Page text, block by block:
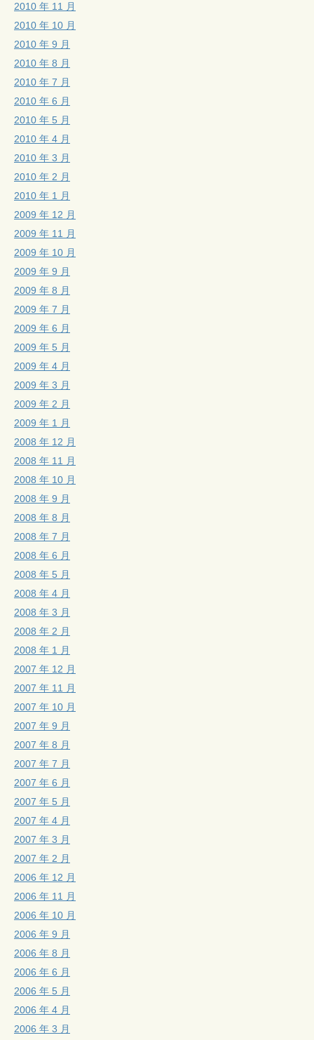
2010 年 11 月
2010 年 10 月
2010 年 9 月
2010 年 8 月
2010 年 7 月
2010 年 6 月
2010 年 5 月
2010 年 4 月
2010 年 3 月
2010 年 2 月
2010 年 1 月
2009 年 12 月
2009 年 11 月
2009 年 10 月
2009 年 9 月
2009 年 8 月
2009 年 7 月
2009 年 6 月
2009 年 5 月
2009 年 4 月
2009 年 3 月
2009 年 2 月
2009 年 1 月
2008 年 12 月
2008 年 11 月
2008 年 10 月
2008 年 9 月
2008 年 8 月
2008 年 7 月
2008 年 6 月
2008 年 5 月
2008 年 4 月
2008 年 3 月
2008 年 2 月
2008 年 1 月
2007 年 12 月
2007 年 11 月
2007 年 10 月
2007 年 9 月
2007 年 8 月
2007 年 7 月
2007 年 6 月
2007 年 5 月
2007 年 4 月
2007 年 3 月
2007 年 2 月
2006 年 12 月
2006 年 11 月
2006 年 10 月
2006 年 9 月
2006 年 8 月
2006 年 6 月
2006 年 5 月
2006 年 4 月
2006 年 3 月